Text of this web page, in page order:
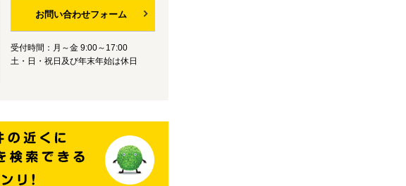
お問い合わせフォーム
受付時間：月～金 9:00～17:00
土・日・祝日及び年末年始は休日